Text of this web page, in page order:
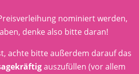
nominiert werden,
denke also bitte daran!
achte bitte außerdem darauf das
auszufüllen (vor allem